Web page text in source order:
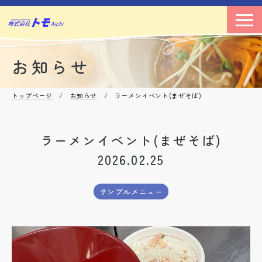
お知らせ
トップページ / お知らせ / ラーメンイベント(まぜそば)
ラーメンイベント(まぜそば)
2026.02.25
サンプルメニュー